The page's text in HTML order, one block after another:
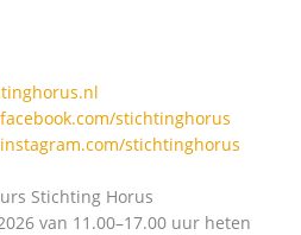
stichtinghorus
stichtinghorus
Stichting Horus
van 11.00–17.00 uur heten